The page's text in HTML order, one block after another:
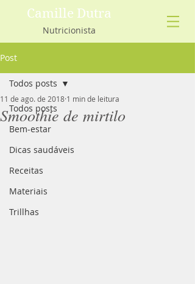
Camille Dutra
Nutricionista
Post
Todos posts
Bem-estar
Dicas saudáveis
Receitas
Materiais
Trillhas
Todos posts
Smoothie de mirtilo
11 de ago. de 2018 1 min de leitura